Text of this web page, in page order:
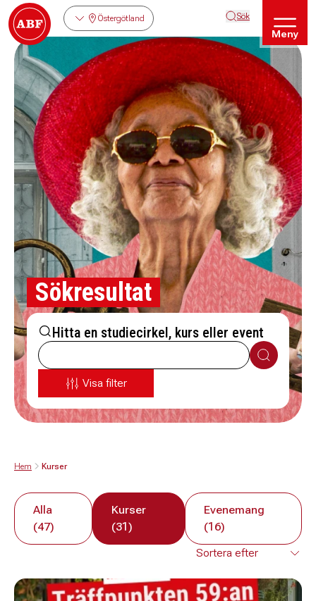
Östergötland Sök
Meny
Sökresultat
Hitta en studiecirkel, kurs eller event
Sök
Visa filter
Hem Kurser
Alla
(47)
Kurser
(31)
Evenemang
(16)